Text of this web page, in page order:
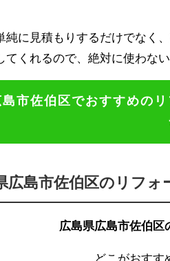
純に見積もりするだけでなく
てくれるので、絶対に使わな
島市佐伯区でおすすめの
広島市佐伯区のリフォ
広島県広島市佐伯区
どこがおすす